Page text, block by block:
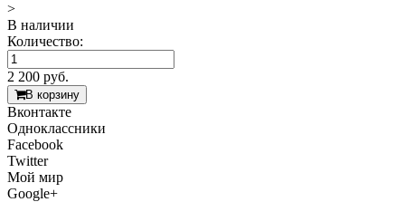
>
В наличии
Количество:
2 200 руб.
В корзину
Вконтакте
Одноклассники
Facebook
Twitter
Мой мир
Google+